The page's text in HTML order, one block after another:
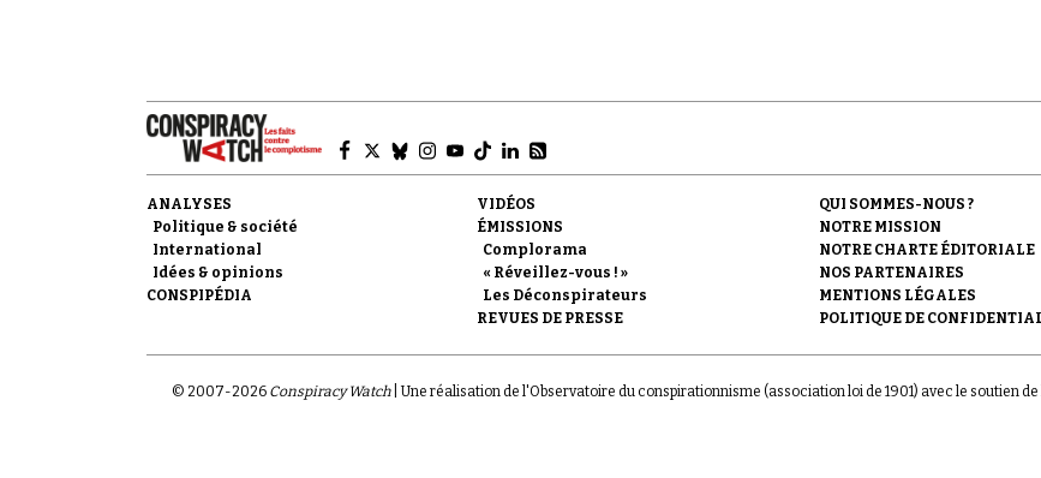
ANALYSES
Politique & société
International
Idées & opinions
CONSPIPÉDIA
VIDÉOS
ÉMISSIONS
Complorama
« Réveillez-vous ! »
Les Déconspirateurs
REVUES DE PRESSE
QUI SOMMES-NOUS ?
NOTRE MISSION
NOTRE CHARTE ÉDITORIALE
NOS PARTENAIRES
MENTIONS LÉGALES
POLITIQUE DE
© 2007-2026 Conspiracy Watch| Une réalisation de l'Observatoire du conspirationnisme (association loi de 1901) avec le soutien de